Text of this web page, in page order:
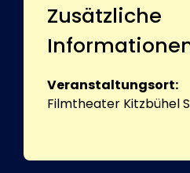
Zusätzliche
Veranstaltungsort:
Filmtheater Kitzbühel